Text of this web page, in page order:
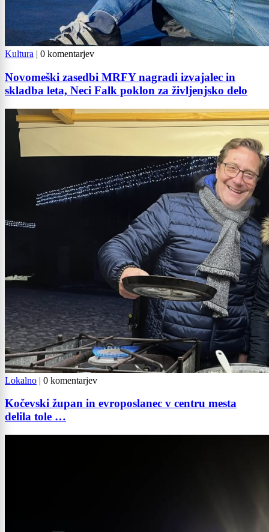
Kultura | 0 komentarjev
Novomeški zasedbi MRFY nagradi izvajalec in
skladba leta, Neci Falk poklon za življenjsko delo
Lokalno | 0 komentarjev
Kočevski župan in evroposlanec v centru mesta
delila tole …